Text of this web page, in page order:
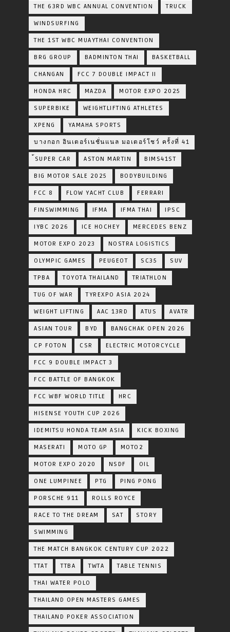
THE 63RD WBC ANNUAL CONVENTION TRUCK
WINDSURFING
THE 1ST WBC MUAYTHAI CONVENTION
BRG GROUP BADMINTON THAI BASKETBALL
CHANGAN FCC 7 DOUBLE IMPACT II
HONDA HRC MAZDA MOTOR EXPO 2025
SUPERBIKE WEIGHTLIFTING ATHLETES
XPENG YAMAHA SPORTS
บางกอก อินเตอร์เนชั่นแนล มอเตอร์โชว์ ครั้งที่ 41
้SUPER CAR ASTON MARTIN BIMS41ST
BIG MOTOR SALE 2025 BODYBUILDING
FCC 8 FLOW YACHT CLUB FERRARI
FINSWIMMING IFMA IFMA THAI IPSC
IYBC 2026 ICE HOCHEY MERCEDES BENZ
MOTOR EXPO 2023 NOSTRA LOGISTICS
OLYMPIC GAMES PEUGEOT SC35 SUV
TPBA TOYOTA​ THAILAND​ TRIATHLON
TUG OF WAR TYREXPO ASIA 2024
WEIGHT LIFTING AAC 13RD ATUS AVATR
ASIAN TOUR BYD BANGCHAK OPEN 2026
CP FOTON CSR ELECTRIC MOTORCYCLE
FCC 9 DOUBLE IMPACT 3
FCC BATTLE OF BANGKOK
FCC WBF WORLD TITLE HRC
HISENSE YOUTH CUP 2026
IDEMITSU HONDA TEAM ASIA KICK BOXING
MASERATI MOTO GP MOTO2
MOTOR EXPO 2020 NSDF OIL
ONE LUMPINEE PTG PING PONG
PORSCHE 911 ROLLS ROYCE
RACE TO THE DREAM SAT STORY
SWIMMING
THE MATCH BANGKOK CENTURY CUP 2022
TTAT TTBA TWTA TABLE TENNIS
THAI WATER POLO
THAILAND OPEN MASTERS GAMES
THAILAND POKER ASSOCIATION